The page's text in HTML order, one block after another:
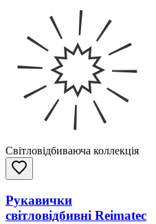
Світловідбиваюча коллекція
Рукавички
світловідбивні Reimatec